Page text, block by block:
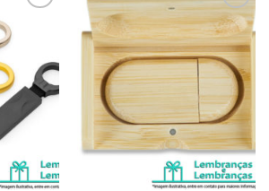
Adicionar
aos meus
desejos
Adicionar
aos meus
desejos